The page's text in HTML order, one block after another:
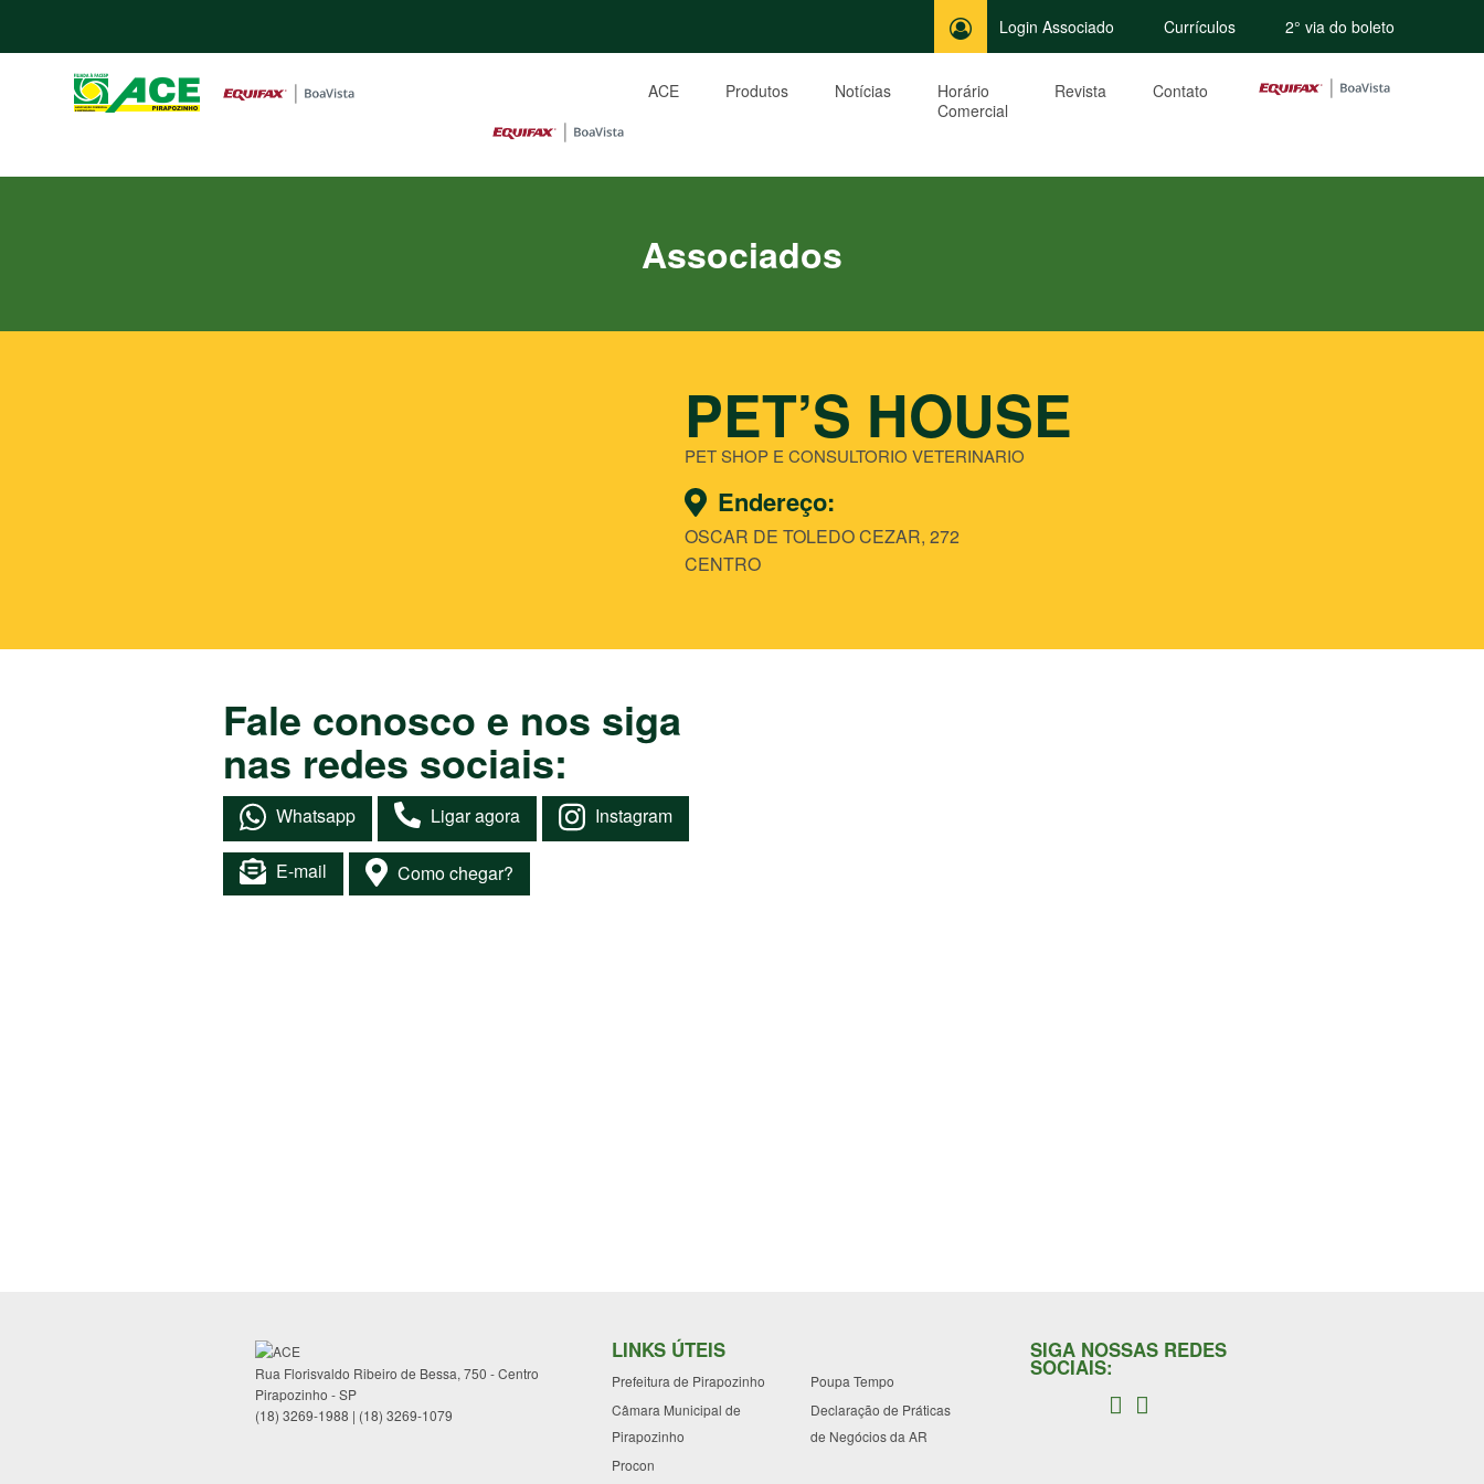
Login Associado Currículos 2° via do boleto
ACE Produtos Notícias
Horário
Comercial
Revista Contato
Associados
PET’S HOUSE
PET SHOP E CONSULTORIO VETERINARIO
Endereço:
OSCAR DE TOLEDO CEZAR, 272
CENTRO
Fale conosco e nos siga
nas redes sociais:
Whatsapp Ligar agora Instagram
E-mail Como chegar?
Rua Florisvaldo Ribeiro de Bessa, 750 - Centro
Pirapozinho - SP
(18) 3269-1988 | (18) 3269-1079
LINKS ÚTEIS
Prefeitura de Pirapozinho
Câmara Municipal de
Pirapozinho
Procon
Poupa Tempo
Declaração de Práticas
de Negócios da AR
SIGA NOSSAS REDES
SOCIAIS: